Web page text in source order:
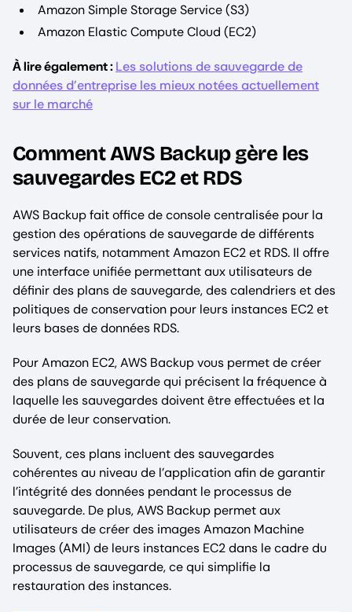
Amazon Simple Storage Service (S3)
Amazon Elastic Compute Cloud (EC2)
À lire également :Les solutions de sauvegarde de
données d’entreprise les mieux notées actuellement
sur le marché
Comment AWS Backup gère les
sauvegardes EC2 et RDS
AWS Backup fait office de console centralisée pour la
gestion des opérations de sauvegarde de différents
services natifs, notamment Amazon EC2 et RDS. Il offre
une interface unifiée permettant aux utilisateurs de
définir des plans de sauvegarde, des calendriers et des
politiques de conservation pour leurs instances EC2 et
leurs bases de données RDS.
Pour Amazon EC2, AWS Backup vous permet de créer
des plans de sauvegarde qui précisent la fréquence à
laquelle les sauvegardes doivent être effectuées et la
durée de leur conservation.
Souvent, ces plans incluent des sauvegardes
cohérentes au niveau de l’application afin de garantir
l’intégrité des données pendant le processus de
sauvegarde. De plus, AWS Backup permet aux
utilisateurs de créer des images Amazon Machine
Images (AMI) de leurs instances EC2 dans le cadre du
processus de sauvegarde, ce qui simplifie la
restauration des instances.